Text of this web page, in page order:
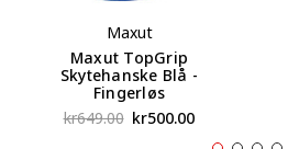
Maxut
Maxut TopGrip
Skytehanske Blå -
Fingerløs
kr649.00 kr500.00